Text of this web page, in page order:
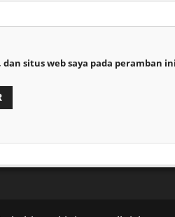
dan situs web saya pada peramban